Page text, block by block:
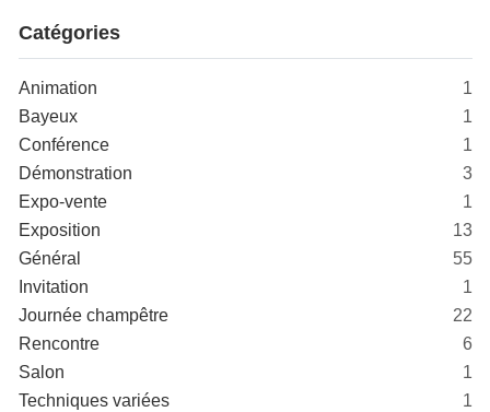
Catégories
Animation
1
Bayeux
1
Conférence
1
Démonstration
3
Expo-vente
1
Exposition
13
Général
55
Invitation
1
Journée champêtre
22
Rencontre
6
Salon
1
Techniques variées
1